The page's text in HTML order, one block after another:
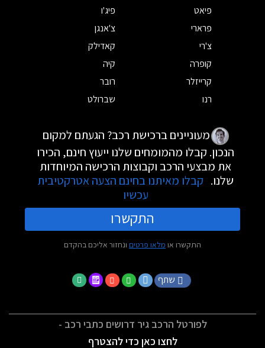
פיאט
פיג'ו
פרארי
צ'אנגן
צ'רי
קאדילק
קופרה
קיה
קרייזלר
רובר
רנו
שברולט
מעוניינים ברכישת רכב? הגעתם למקום
הנכון. קבלו מהמומחים שלנו ייעוץ חינם, הכירו
את מבצעי הרכב וקבוצות הרכישה המיוחדות
שלנו. קבלו מאיתנו בחינם הצעה אטרקטיבית
עכשיו
התקשרו
התקשרו או מלאו פרטים ונחזור אליכם בהקדם
שתף
לפורטל הרכב גיר דרושים כתבי רכב -
לחצו כאן כדי להצטרף